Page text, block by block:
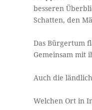
besseren
Schatten, den
Das Bürgertum
Gemeinsam mit
Auch die
Welchen Ort in